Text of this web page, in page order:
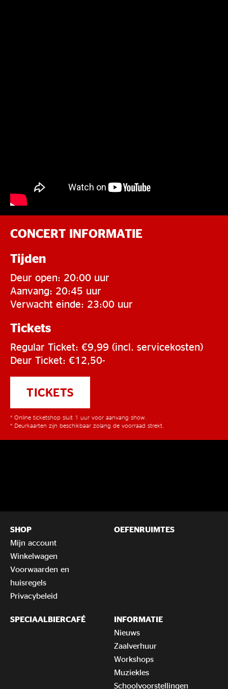
CONCERT INFORMATIE
Tijden
Deur open: 20:00 uur
Aanvang: 20:45 uur
Verwacht einde: 23:00 uur
Tickets
Regular Ticket: €9,99 (incl. servicekosten)
Deur Ticket: €12,50-
TICKETS
* Online ticketshop sluit 1 uur voor aanvang show.
* Deurkaarten zijn beschikbaar zolang de voorraad strekt.
SHOP
Mijn account
Winkelwagen
Voorwaarden en
huisregels
Privacybeleid
OEFENRUIMTES
SPECIAALBIERCAFÉ
INFORMATIE
Nieuws
Zaalverhuur
Workshops
Muziekles
Schoolvoorstellingen